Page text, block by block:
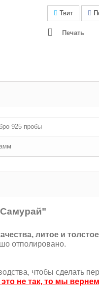
Твит
Печать
925 пробы
литое и толстое
отполировано.
чтобы сделать
это не так, то мы